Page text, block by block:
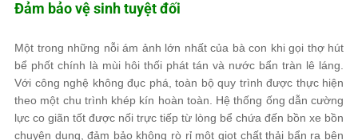
Đảm bảo vệ sinh tuyệt đối
Một trong những nỗi ám ảnh lớn nhất của bà con khi gọi thợ hút
bể phốt chính là mùi hôi thối phát tán và nước bẩn tràn lê láng.
Với công nghệ không đục phá, toàn bộ quy trình được thực hiện
theo một chu trình khép kín hoàn toàn. Hệ thống ống dẫn cường
lực co giãn tốt được nối trực tiếp từ lòng bể chứa đến bồn xe bồn
chuyên dụng, đảm bảo không rò rỉ một giọt chất thải bẩn ra bên